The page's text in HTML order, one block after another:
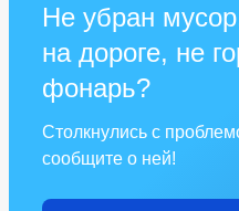
Не убран
на дороге, не
фонарь?
Столкнулись с
сообщите о ней!